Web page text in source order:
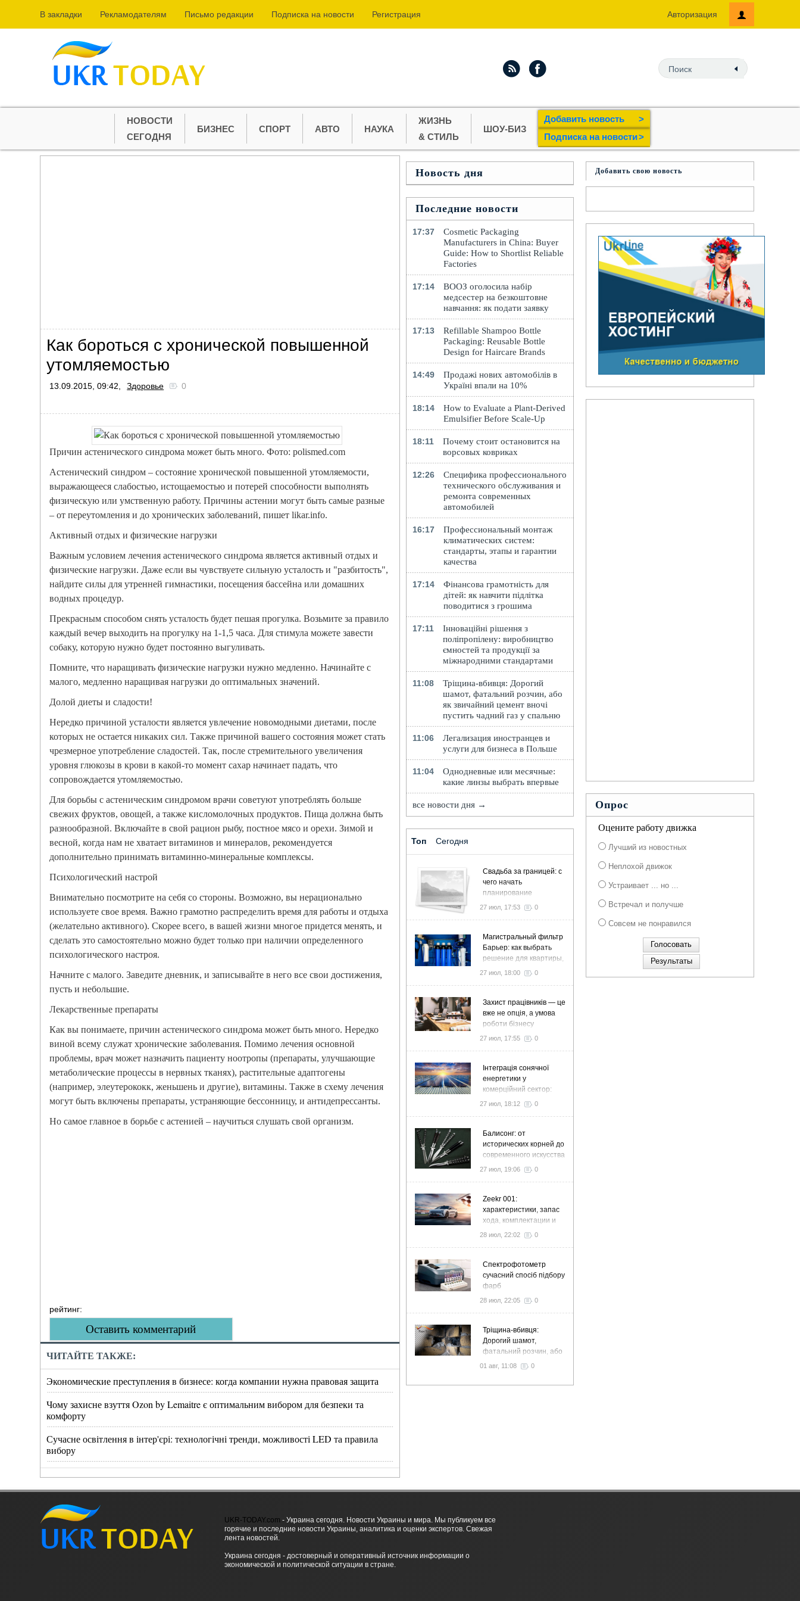
В закладки Рекламодателям Письмо редакции Подпиcка на новости Регистрация Авторизация
НОВОСТИ
СЕГОДНЯ
БИЗНЕС СПОРТ АВТО НАУКА
ЖИЗНЬ
& СТИЛЬ
ШОУ-БИЗ
Добавить новость
>
Подпиcка на новости>
Как бороться с хронической повышенной
утомляемостью
13.09.2015, 09:42, Здоровье 0
Причин астенического синдрома может быть много. Фото: polismed.com
Астенический синдром – состояние хронической повышенной утомляемости,
выражающееся слабостью, истощаемостью и потерей способности выполнять
физическую или умственную работу. Причины астении могут быть самые разные
– от переутомления и до хронических заболеваний, пишет likar.info.
Активный отдых и физические нагрузки
Важным условием лечения астенического синдрома является активный отдых и
физические нагрузки. Даже если вы чувствуете сильную усталость и "разбитость",
найдите силы для утренней гимнастики, посещения бассейна или домашних
водных процедур.
Прекрасным способом снять усталость будет пешая прогулка. Возьмите за правило
каждый вечер выходить на прогулку на 1-1,5 часа. Для стимула можете завести
собаку, которую нужно будет постоянно выгуливать.
Помните, что наращивать физические нагрузки нужно медленно. Начинайте с
малого, медленно наращивая нагрузки до оптимальных значений.
Долой диеты и сладости!
Нередко причиной усталости является увлечение новомодными диетами, после
которых не остается никаких сил. Также причиной вашего состояния может стать
чрезмерное употребление сладостей. Так, после стремительного увеличения
уровня глюкозы в крови в какой-то момент сахар начинает падать, что
сопровождается утомляемостью.
Для борьбы с астеническим синдромом врачи советуют употреблять больше
свежих фруктов, овощей, а также кисломолочных продуктов. Пища должна быть
разнообразной. Включайте в свой рацион рыбу, постное мясо и орехи. Зимой и
весной, когда нам не хватает витаминов и минералов, рекомендуется
дополнительно принимать витаминно-минеральные комплексы.
Психологический настрой
Внимательно посмотрите на себя со стороны. Возможно, вы нерационально
используете свое время. Важно грамотно распределить время для работы и отдыха
(желательно активного). Скорее всего, в вашей жизни многое придется менять, и
сделать это самостоятельно можно будет только при наличии определенного
психологического настроя.
Начните с малого. Заведите дневник, и записывайте в него все свои достижения,
пусть и небольшие.
Лекарственные препараты
Как вы понимаете, причин астенического синдрома может быть много. Нередко
виной всему служат хронические заболевания. Помимо лечения основной
проблемы, врач может назначить пациенту ноотропы (препараты, улучшающие
метаболические процессы в нервных тканях), растительные адаптогены
(например, элеутерококк, женьшень и другие), витамины. Также в схему лечения
могут быть включены препараты, устраняющие бессонницу, и антидепрессанты.
Но самое главное в борьбе с астенией – научиться слушать свой организм.
рейтинг:
Оставить комментарий
ЧИТАЙТЕ ТАКЖЕ:
Экономические преступления в бизнесе: когда компании нужна правовая защита
Чому захисне взуття Ozon by Lemaitre є оптимальним вибором для безпеки та
комфорту
Сучасне освітлення в інтер'єрі: технологічні тренди, можливості LED та правила
вибору
Новость дня
Последние новости
17:37
Cosmetic Packaging
Manufacturers in China: Buyer
Guide: How to Shortlist Reliable
Factories
17:14
ВООЗ оголосила набір
медсестер на безкоштовне
навчання: як подати заявку
17:13
Refillable Shampoo Bottle
Packaging: Reusable Bottle
Design for Haircare Brands
14:49
Продажі нових автомобілів в
Україні впали на 10%
18:14
How to Evaluate a Plant-Derived
Emulsifier Before Scale-Up
18:11
Почему стоит остановится на
ворсовых ковриках
12:26
Специфика профессионального
технического обслуживания и
ремонта современных
автомобилей
16:17
Профессиональный монтаж
климатических систем:
стандарты, этапы и гарантии
качества
17:14
Фінансова грамотність для
дітей: як навчити підлітка
поводитися з грошима
17:11
Інноваційні рішення з
поліпропілену: виробництво
ємностей та продукції за
міжнародними стандартами
11:08
Тріщина-вбивця: Дорогий
шамот, фатальний розчин, або
як звичайний цемент вночі
пустить чадний газ у спальню
11:06
Легализация иностранцев и
услуги для бизнеса в Польше
11:04
Однодневные или месячные:
какие линзы выбрать впервые
все новости дня →
Топ Сегодня
Свадьба за границей: с
чего начать
планирование
27 июл, 17:53 0
Магистральный фильтр
Барьер: как выбрать
решение для квартиры,
дома и коттеджа
27 июл, 18:00 0
Захист працівників — це
вже не опція, а умова
роботи бізнесу
27 июл, 17:55 0
Інтеграція сонячної
енергетики у
комерційний сектор:
стратегія розвитку та
27 июл, 18:12 0
Балисонг: от
исторических корней до
современного искусства
флиппинга
27 июл, 19:06 0
Zeekr 001:
характеристики, запас
хода, комплектации и
особенности
28 июл, 22:02 0
Спектрофотометр
сучасний спосіб підбору
фарб
28 июл, 22:05 0
Тріщина-вбивця:
Дорогий шамот,
фатальний розчин, або
як звичайний цемент
у спальню
01 авг, 11:08 0
Добавить свою новость
Опрос
Оцените работу движка
Лучший из новостных
Неплохой движок
Устраивает ... но ...
Встречал и получше
Совсем не понравился
UKR-TODAY.com - Украина сегодня. Новости Украины и мира. Мы публикуем все
горячие и последние новости Украины, аналитика и оценки экспертов. Свежая
лента новостей.
Украина сегодня - достоверный и оперативный источник информации о
экономической и политической ситуации в стране.